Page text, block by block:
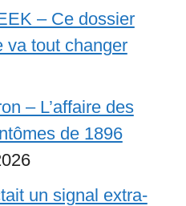
– Ce dossier
va tout changer
– L’affaire des
de 1896
un signal extra-